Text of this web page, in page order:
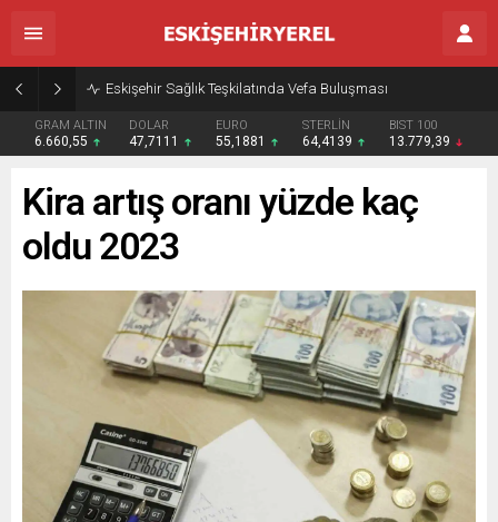
Eskişehir Sağlık Teşkilatında Vefa Buluşması
GRAM ALTIN
6.660,55
DOLAR
47,7111
EURO
55,1881
STERLİN
64,4139
BIST 100
13.779,39
Kira artış oranı yüzde kaç
oldu 2023